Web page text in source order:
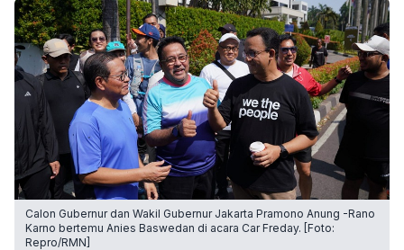
Calon Gubernur dan Wakil Gubernur Jakarta Pramono Anung -Rano
Karno bertemu Anies Baswedan di acara Car Freday. [Foto:
Repro/RMN]